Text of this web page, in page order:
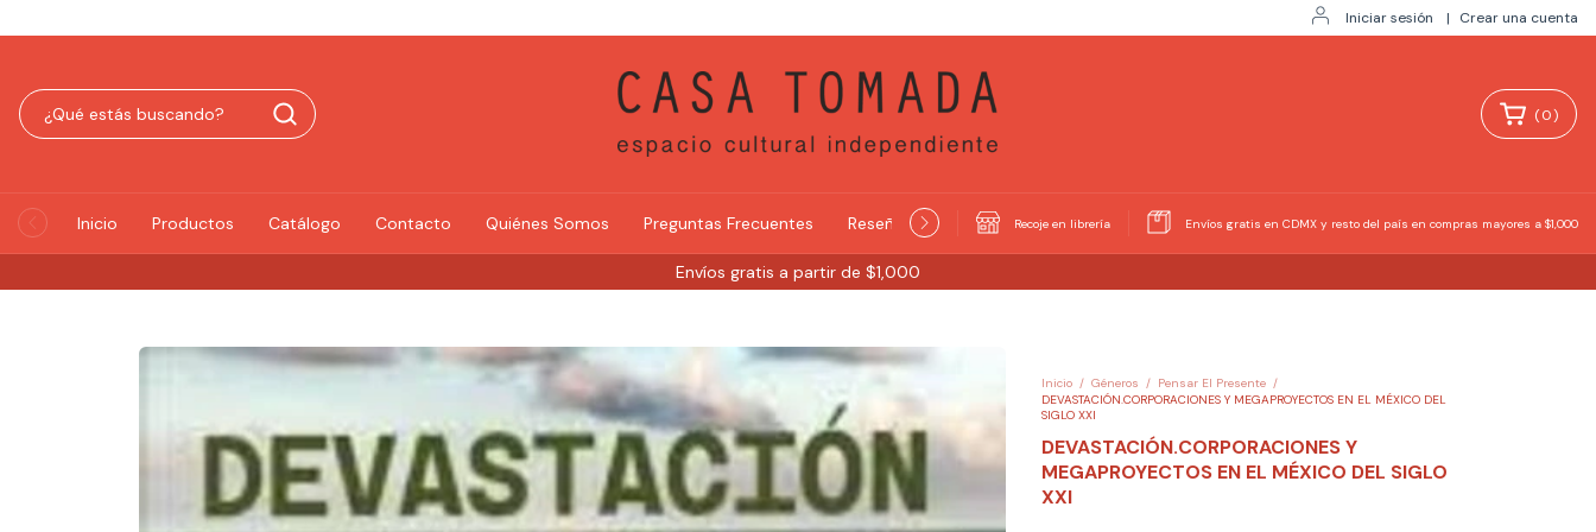
Iniciar sesión | Crear una cuenta
Envíos gratis a partir de $1,000
(0)
Inicio Productos Catálogo Contacto Quiénes Somos Preguntas Frecuentes Reseñas y SeleccionesRecoje en librería Envíos gratis en CDMX y resto del país en compras mayores a $1,000
Inicio / Géneros / Pensar El Presente /
DEVASTACIÓN.CORPORACIONES Y MEGAPROYECTOS EN EL MÉXICO DEL
SIGLO XXI
DEVASTACIÓN.CORPORACIONES Y
MEGAPROYECTOS EN EL MÉXICO DEL SIGLO
XXI